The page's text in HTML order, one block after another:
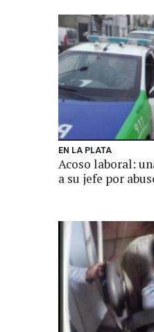
EN LA PLATA
Acoso laboral:
a su jefe por